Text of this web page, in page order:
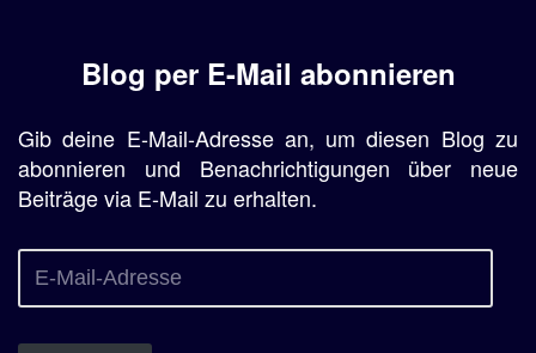
Blog per E-Mail abonnieren
Gib deine E-Mail-Adresse an, um diesen Blog zu
abonnieren und Benachrichtigungen über neue
Beiträge via E-Mail zu erhalten.